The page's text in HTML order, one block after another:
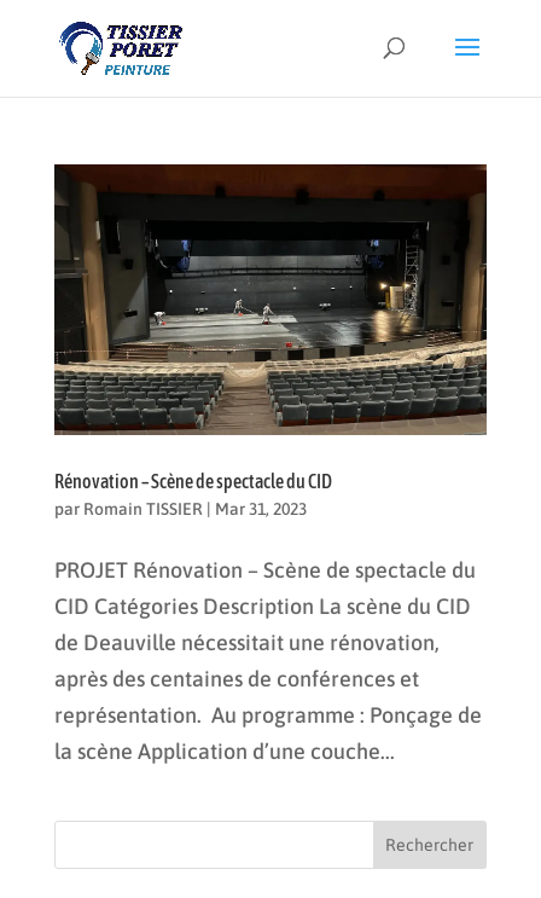
Rénovation – Scène de spectacle du CID
par Romain TISSIER | Mar 31, 2023
PROJET Rénovation – Scène de spectacle du
CID Catégories Description La scène du CID
de Deauville nécessitait une rénovation,
après des centaines de conférences et
représentation. Au programme : Ponçage de
la scène Application d’une couche...
Rechercher